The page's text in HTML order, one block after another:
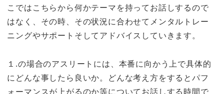
こではこちらから何かテーマを持ってお話しするので
はなく、その時、その状況に合わせてメンタルトレー
ニングやサポートそしてアドバイスしていきます。
１.の場合のアスリートには、本番に向かう上で具体的
にどんな事したら良いか。どんな考え方をするとパフ
ォーマンスが上がるのか等についてお話しする時間で